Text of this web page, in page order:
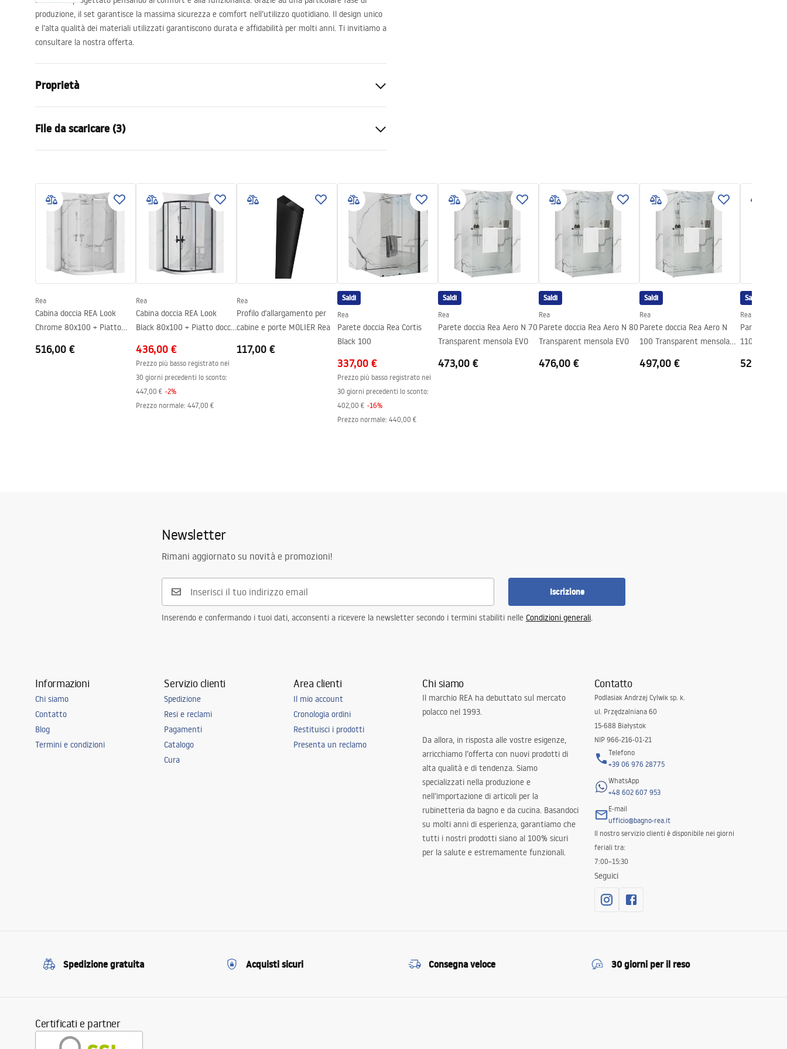
produzione, il set garantisce la massima sicurezza e comfort nell’utilizzo quotidiano. Il design unico
e l’alta qualità dei materiali utilizzati garantiscono durata e affidabilità per molti anni. Ti invitiamo a
consultare la nostra offerta.
Proprietà
Materiale
Tipo di rubinetto
Bic comando
Regolazione dell’altezza
Altezza min.
Altezza max.
Bocca vasca
Regolazione della pressione
Sistema Anti-Calc
SÌ
Tecnologia del rivestimento
Electroplating
Distanza dei collegamenti
mm
File da scaricare (3)
Safety_Information_Shower_set.p
df
Warranty_Terms_and_Conditions_
Faucets_-_5.pdf
Istruzioni di montaggio
shower_set.pdf
Rea
Cabina doccia REA Look
Chrome 80x100 + Piatto
516,00 €
Rea
Cabina doccia REA Look
Black 80x100 + Piatto doccia
436,00 €
Prezzo più basso registrato nei
30 giorni precedenti lo sconto:
447,00 € -2%
Prezzo normale: 447,00 €
Rea
Profilo d'allargamento per
cabine e porte MOLIER Rea
117,00 €
Saldi
Rea
Parete doccia Rea Cortis
Black 100
337,00 €
Prezzo più basso registrato nei
30 giorni precedenti lo sconto:
402,00 € -16%
Prezzo normale: 440,00 €
Saldi
Rea
Parete doccia Rea Aero N 70
Transparent mensola EVO
473,00 €
Saldi
Rea
Parete doccia Rea Aero N 80
Transparent mensola EVO
476,00 €
Saldi
Rea
Parete doccia Rea Aero N
100 Transparent mensola
497,00 €
Saldi
Rea
Parete
110
521,00 €
Newsletter
Rimani aggiornato su novità e promozioni!
Iscrizione
Inserendo e confermando i tuoi dati, acconsenti a ricevere la newsletter secondo i termini stabiliti nelle Condizioni generali.
Informazioni
Chi siamo
Contatto
Blog
Termini e condizioni
Servizio clienti
Spedizione
Resi e reclami
Pagamenti
Catalogo
Cura
Area clienti
Il mio account
Cronologia ordini
Restituisci i prodotti
Presenta un reclamo
Chi siamo
Il marchio REA ha debuttato sul mercato
polacco nel 1993.
Da allora, in risposta alle vostre esigenze,
arricchiamo l’offerta con nuovi prodotti di
alta qualità e di tendenza. Siamo
specializzati nella produzione e
nell’importazione di articoli per la
rubinetteria da bagno e da cucina. Basandoci
su molti anni di esperienza, garantiamo che
tutti i nostri prodotti siano al 100% sicuri
per la salute e estremamente funzionali.
Contatto
Podlasiak Andrzej Cylwik sp. k.
ul. Przędzalniana 60
15-688 Białystok
NIP 966-216-01-21
Telefono
+39 06 976 28775
WhatsApp
+48 602 607 953
E-mail
ufficio@bagno-rea.it
Il nostro servizio clienti è disponibile nei giorni
feriali tra:
7:00–15:30
Seguici
Spedizione gratuita Acquisti sicuri Consegna veloce 30 giorni per il reso
Certificati e partner